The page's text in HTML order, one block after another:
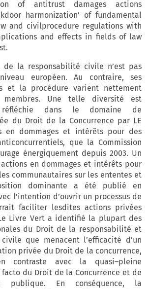
of antitrust damages actions
harmonization’ of fundamental
and civilprocedure regulations with
and effects in fields of law
de la responsabilité civile n’est pas
européen. Au contraire, ses
et la procédure varient nettement
Une telle diversité est
réfléchie dans le domaine de
du Droit de la Concurrence par LE
en dommages et intérêts pour des
que la Commission
énergiquement depuis 2003. Un
en dommages et intérêts pour
communautaires sur les ententes et
dominante a été publié en
l’intention d’ouvrir un processus de
faciliter lesdites actions privées
Livre Vert a identifié la plupart des
du Droit de la responsabilité et
que menacent l’efficacité d’un
privée du Droit de la concurrence,
contraste avec la quasi–pleine
du Droit de la Concurrence et de
publique. En conséquence, la